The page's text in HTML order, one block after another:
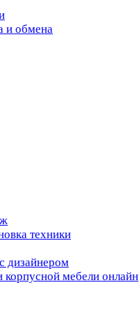
и обмена
техники
дизайнером
корпусной мебели онлайн